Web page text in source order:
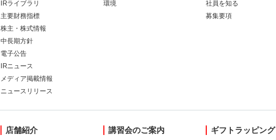
IRライブラリ
主要財務指標
株主・株式情報
中長期方針
電子公告
IRニュース
メディア掲載情報
ニュースリリース
環境
社員を知る
募集要項
店舗紹介 講習会のご案内 ギフトラッピング